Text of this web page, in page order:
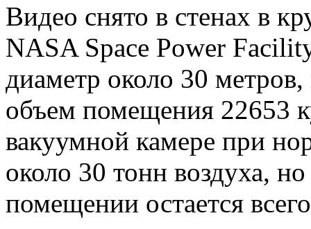
Видео снято в стенах в
NASA Space Power
диаметр около 30
объем помещения 22653
вакуумной камере при
около 30 тонн воздуха,
помещении остается